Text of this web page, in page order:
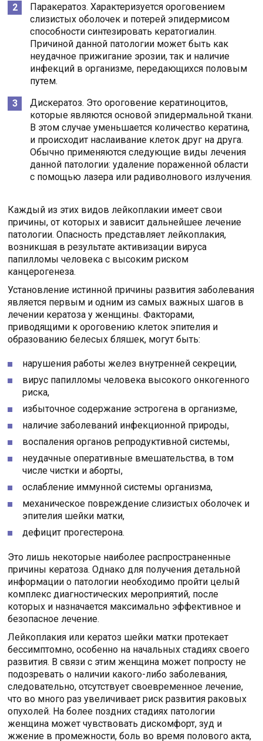
Паракератоз. Характеризуется ороговением
слизистых оболочек и потерей эпидермисом
способности синтезировать кератогиалин.
Причиной данной патологии может быть как
неудачное прижигание эрозии, так и наличие
инфекций в организме, передающихся половым
путем.
Дискератоз. Это ороговение кератиноцитов,
которые являются основой эпидермальной ткани.
В этом случае уменьшается количество кератина,
и происходит наслаивание клеток друг на друга.
Обычно применяются следующие виды лечения
данной патологии: удаление пораженной области
с помощью лазера или радиволнового излучения.
Каждый из этих видов лейкоплакии имеет свои
причины, от которых и зависит дальнейшее лечение
патологии. Опасность представляет лейкоплакия,
возникшая в результате активизации вируса
папилломы человека с высоким риском
канцерогенеза.
Установление истинной причины развития заболевания
является первым и одним из самых важных шагов в
лечении кератоза у женщины. Факторами,
приводящими к ороговению клеток эпителия и
образованию белесых бляшек, могут быть:
нарушения работы желез внутренней секреции,
вирус папилломы человека высокого онкогенного
риска,
избыточное содержание эстрогена в организме,
наличие заболеваний инфекционной природы,
воспаления органов репродуктивной системы,
неудачные оперативные вмешательства, в том
числе чистки и аборты,
ослабление иммунной системы организма,
механическое повреждение слизистых оболочек и
эпителия шейки матки,
дефицит прогестерона.
Это лишь некоторые наиболее распространенные
причины кератоза. Однако для получения детальной
информации о патологии необходимо пройти целый
комплекс диагностических мероприятий, после
которых и назначается максимально эффективное и
безопасное лечение.
Лейкоплакия или кератоз шейки матки протекает
бессимптомно, особенно на начальных стадиях своего
развития. В связи с этим женщина может попросту не
подозревать о наличии какого-либо заболевания,
следовательно, отсутствует своевременное лечение,
что во много раз увеличивает риск развития раковых
опухолей. На более поздних стадиях патологии
женщина может чувствовать дискомфорт, зуд и
жжение в промежности, боль во время полового акта,